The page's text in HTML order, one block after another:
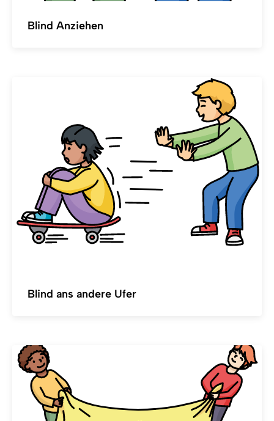
Blind Anziehen
Blind ans andere Ufer